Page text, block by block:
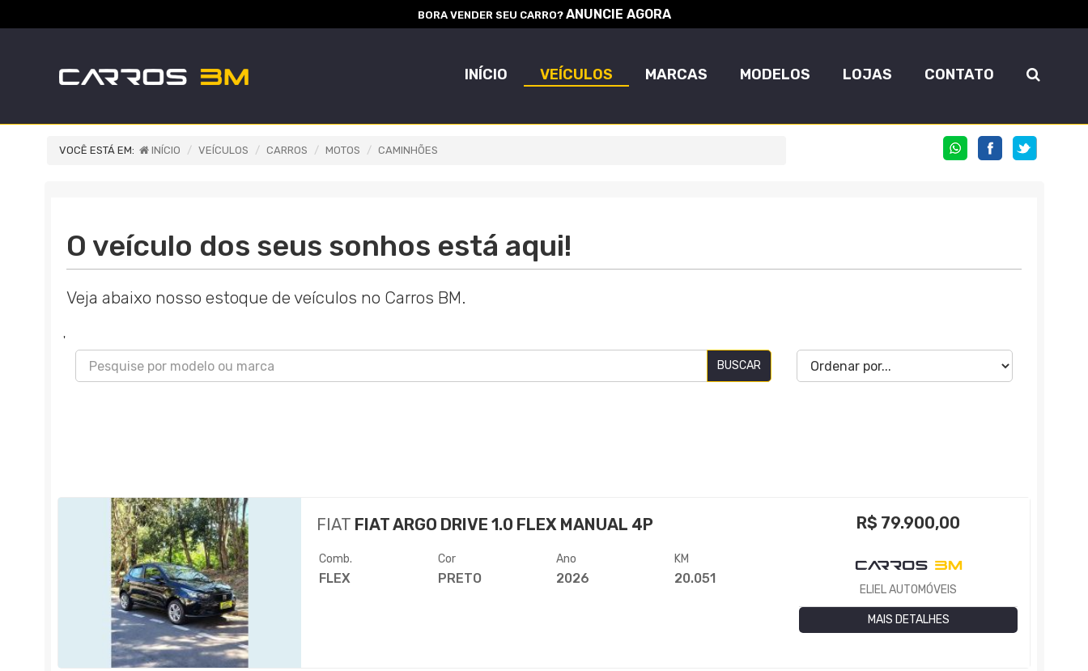
BORA VENDER SEU CARRO? ANUNCIE AGORA
INÍCIO VEÍCULOS MARCAS MODELOS LOJAS CONTATO
VOCÊ ESTÁ EM: INÍCIO VEÍCULOS CARROS MOTOS CAMINHÕES
O veículo dos seus sonhos está aqui!
Veja abaixo nosso estoque de veículos no Carros BM.
'
BUSCAR
FIAT FIAT ARGO DRIVE 1.0 FLEX MANUAL 4P
Comb.
FLEX
Cor
PRETO
Ano
2026
KM
20.051
R$ 79.900,00
ELIEL AUTOMÓVEIS
MAIS DETALHES